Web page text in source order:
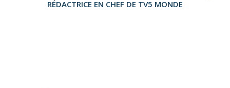
RÉDACTRICE EN CHEF DE TV5 MONDE